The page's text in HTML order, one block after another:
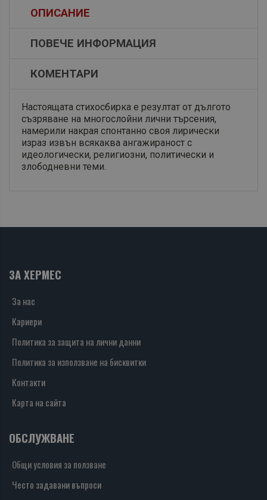
ОПИСАНИЕ
ПОВЕЧЕ ИНФОРМАЦИЯ
КОМЕНТАРИ
Настоящата стихосбирка е резултат от дългото
съзряване на многослойни лични търсения,
намерили накрая спонтанно своя лирически
израз извън всякаква ангажираност с
идеологически, религиозни, политически и
злободневни теми.
ЗА ХЕРМЕС
За нас
Кариери
Политика за защита на лични данни
Политика за използване на бисквитки
Контакти
Карта на сайта
ОБСЛУЖВАНЕ
Общи условия за ползване
Често задавани въпроси